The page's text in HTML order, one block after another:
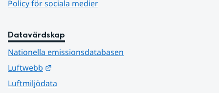
Policy för sociala medier
Datavärdskap
Nationella emissionsdatabasen
Luftwebb
Luftmiljödata